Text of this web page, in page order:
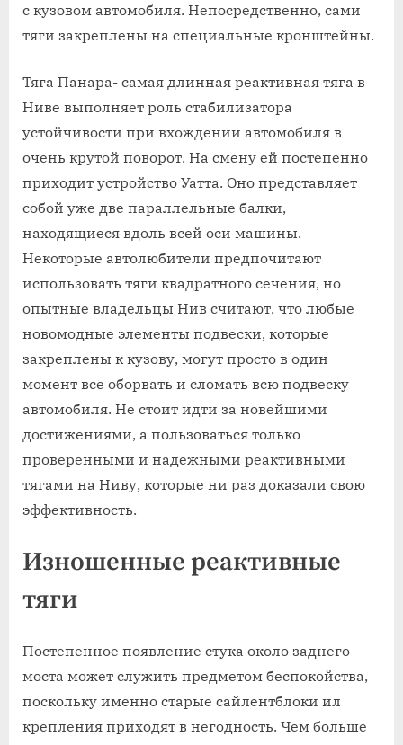
с кузовом автомобиля. Непосредственно, сами
тяги закреплены на специальные кронштейны.
Тяга Панара- самая длинная реактивная тяга в
Ниве выполняет роль стабилизатора
устойчивости при вхождении автомобиля в
очень крутой поворот. На смену ей постепенно
приходит устройство Уатта. Оно представляет
собой уже две параллельные балки,
находящиеся вдоль всей оси машины.
Некоторые автолюбители предпочитают
использовать тяги квадратного сечения, но
опытные владельцы Нив считают, что любые
новомодные элементы подвески, которые
закреплены к кузову, могут просто в один
момент все оборвать и сломать всю подвеску
автомобиля. Не стоит идти за новейшими
достижениями, а пользоваться только
проверенными и надежными реактивными
тягами на Ниву, которые ни раз доказали свою
эффективность.
Изношенные реактивные
тяги
Постепенное появление стука около заднего
моста может служить предметом беспокойства,
поскольку именно старые сайлентблоки ил
крепления приходят в негодность. Чем больше